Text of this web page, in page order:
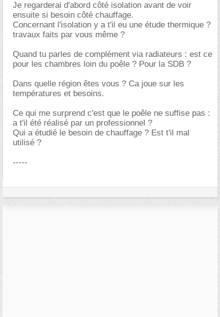
Je regarderai d'abord côté isolation avant de voir
ensuite si besoin côté chauffage.
Concernant l'isolation y a t'il eu une étude thermique ?
travaux faits par vous même ?
Quand tu parles de complément via radiateurs : est ce
pour les chambres loin du poêle ? Pour la SDB ?
Dans quelle région êtes vous ? Ca joue sur les
températures et besoins.
Ce qui me surprend c'est que le poêle ne suffise pas :
a t'il été réalisé par un professionnel ?
Qui a étudié le besoin de chauffage ? Est t'il mal
utilisé ?
-----